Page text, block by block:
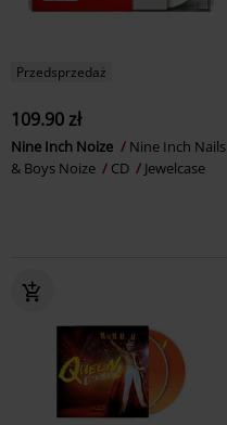
Przedsprzedaż
109.90 zł
Nine Inch Noize
Nine Inch Nails
& Boys Noize
CD Jewelcase